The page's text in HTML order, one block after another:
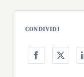
CONDIVIDI